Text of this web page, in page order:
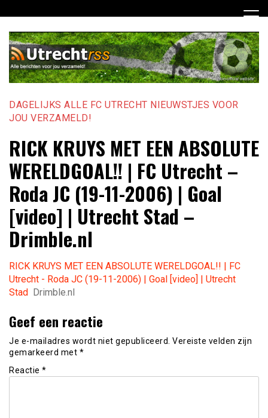
naar
inhoud
DAGELIJKS ALLE FC UTRECHT NIEUWSTJES VOOR
JOU VERZAMELD!
RICK KRUYS MET EEN ABSOLUTE
WERELDGOAL!! | FC Utrecht –
Roda JC (19-11-2006) | Goal
[video] | Utrecht Stad –
Drimble.nl
RICK KRUYS MET EEN ABSOLUTE WERELDGOAL!! | FC
Utrecht - Roda JC (19-11-2006) | Goal [video] | Utrecht
Stad Drimble.nl
Geef een reactie
Je e-mailadres wordt niet gepubliceerd. Vereiste velden zijn
gemarkeerd met *
Reactie *